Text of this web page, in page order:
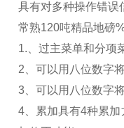
具有对多种操作错误
常熟120吨精品地磅
1. 、过主菜单和分
2 、可以用八位数字
3 、可以用八位数字
4 、累加具有4种累